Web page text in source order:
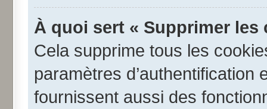
À quoi sert « Supprimer
Cela supprime tous les
paramètres
fournissent aussi des